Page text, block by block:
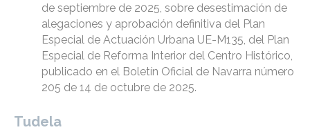
de septiembre de 2025, sobre desestimación de
alegaciones y aprobación definitiva del Plan
Especial de Actuación Urbana UE-M135, del Plan
Especial de Reforma Interior del Centro Histórico,
publicado en el Boletín Oficial de Navarra número
205 de 14 de octubre de 2025.
Tudela